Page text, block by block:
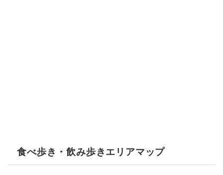
食べ歩き・飲み歩きエリアマップ